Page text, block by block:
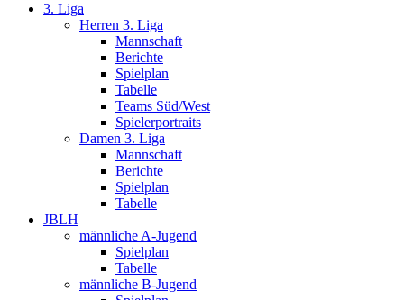
3. Liga
Herren 3. Liga
Mannschaft
Berichte
Spielplan
Tabelle
Teams Süd/West
Spielerportraits
Damen 3. Liga
Mannschaft
Berichte
Spielplan
Tabelle
JBLH
männliche A-Jugend
Spielplan
Tabelle
männliche B-Jugend